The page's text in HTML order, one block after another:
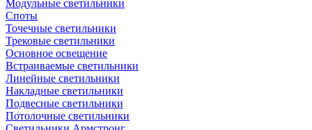
Модульные светильники
Споты
Точечные светильники
Трековые светильники
Основное освещение
Встраиваемые светильники
Линейные светильники
Накладные светильники
Подвесные светильники
Потолочные светильники